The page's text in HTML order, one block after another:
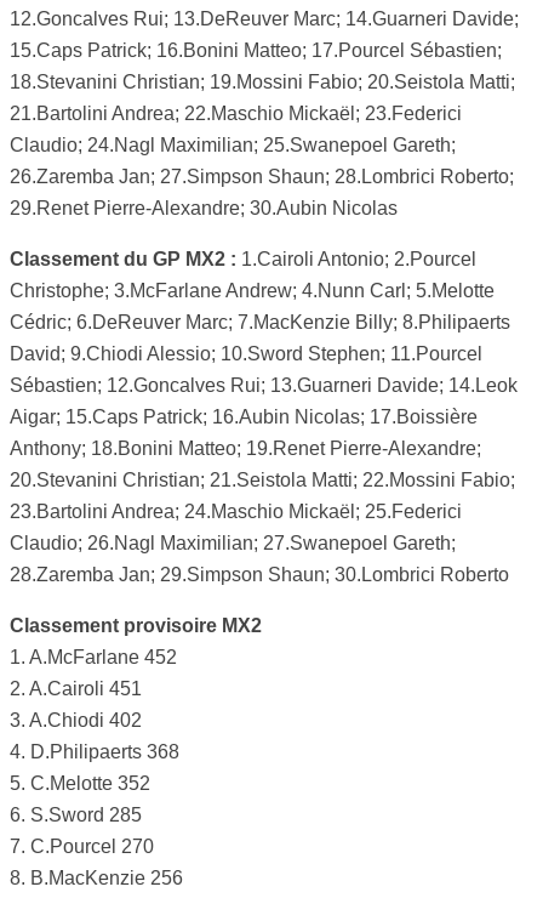
12.Goncalves Rui; 13.DeReuver Marc; 14.Guarneri Davide;
15.Caps Patrick; 16.Bonini Matteo; 17.Pourcel Sébastien;
18.Stevanini Christian; 19.Mossini Fabio; 20.Seistola Matti;
21.Bartolini Andrea; 22.Maschio Mickaël; 23.Federici
Claudio; 24.Nagl Maximilian; 25.Swanepoel Gareth;
26.Zaremba Jan; 27.Simpson Shaun; 28.Lombrici Roberto;
29.Renet Pierre-Alexandre; 30.Aubin Nicolas
Classement du GP MX2 : 1.Cairoli Antonio; 2.Pourcel
Christophe; 3.McFarlane Andrew; 4.Nunn Carl; 5.Melotte
Cédric; 6.DeReuver Marc; 7.MacKenzie Billy; 8.Philipaerts
David; 9.Chiodi Alessio; 10.Sword Stephen; 11.Pourcel
Sébastien; 12.Goncalves Rui; 13.Guarneri Davide; 14.Leok
Aigar; 15.Caps Patrick; 16.Aubin Nicolas; 17.Boissière
Anthony; 18.Bonini Matteo; 19.Renet Pierre-Alexandre;
20.Stevanini Christian; 21.Seistola Matti; 22.Mossini Fabio;
23.Bartolini Andrea; 24.Maschio Mickaël; 25.Federici
Claudio; 26.Nagl Maximilian; 27.Swanepoel Gareth;
28.Zaremba Jan; 29.Simpson Shaun; 30.Lombrici Roberto
Classement provisoire MX2
1. A.McFarlane 452
2. A.Cairoli 451
3. A.Chiodi 402
4. D.Philipaerts 368
5. C.Melotte 352
6. S.Sword 285
7. C.Pourcel 270
8. B.MacKenzie 256